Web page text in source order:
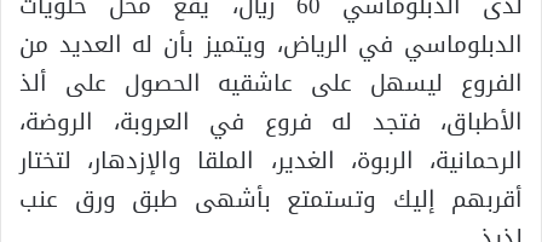
الدبلوماسي في الرياض، ويتميز بأن له العديد من
الفروع ليسهل على عاشقيه الحصول على ألذ
الأطباق، فتجد له فروع في العروبة، الروضة،
الرحمانية، الربوة، الغدير، الملقا والإزدهار، لتختار
أقربهم إليك وتستمتع بأشهى طبق ورق عنب